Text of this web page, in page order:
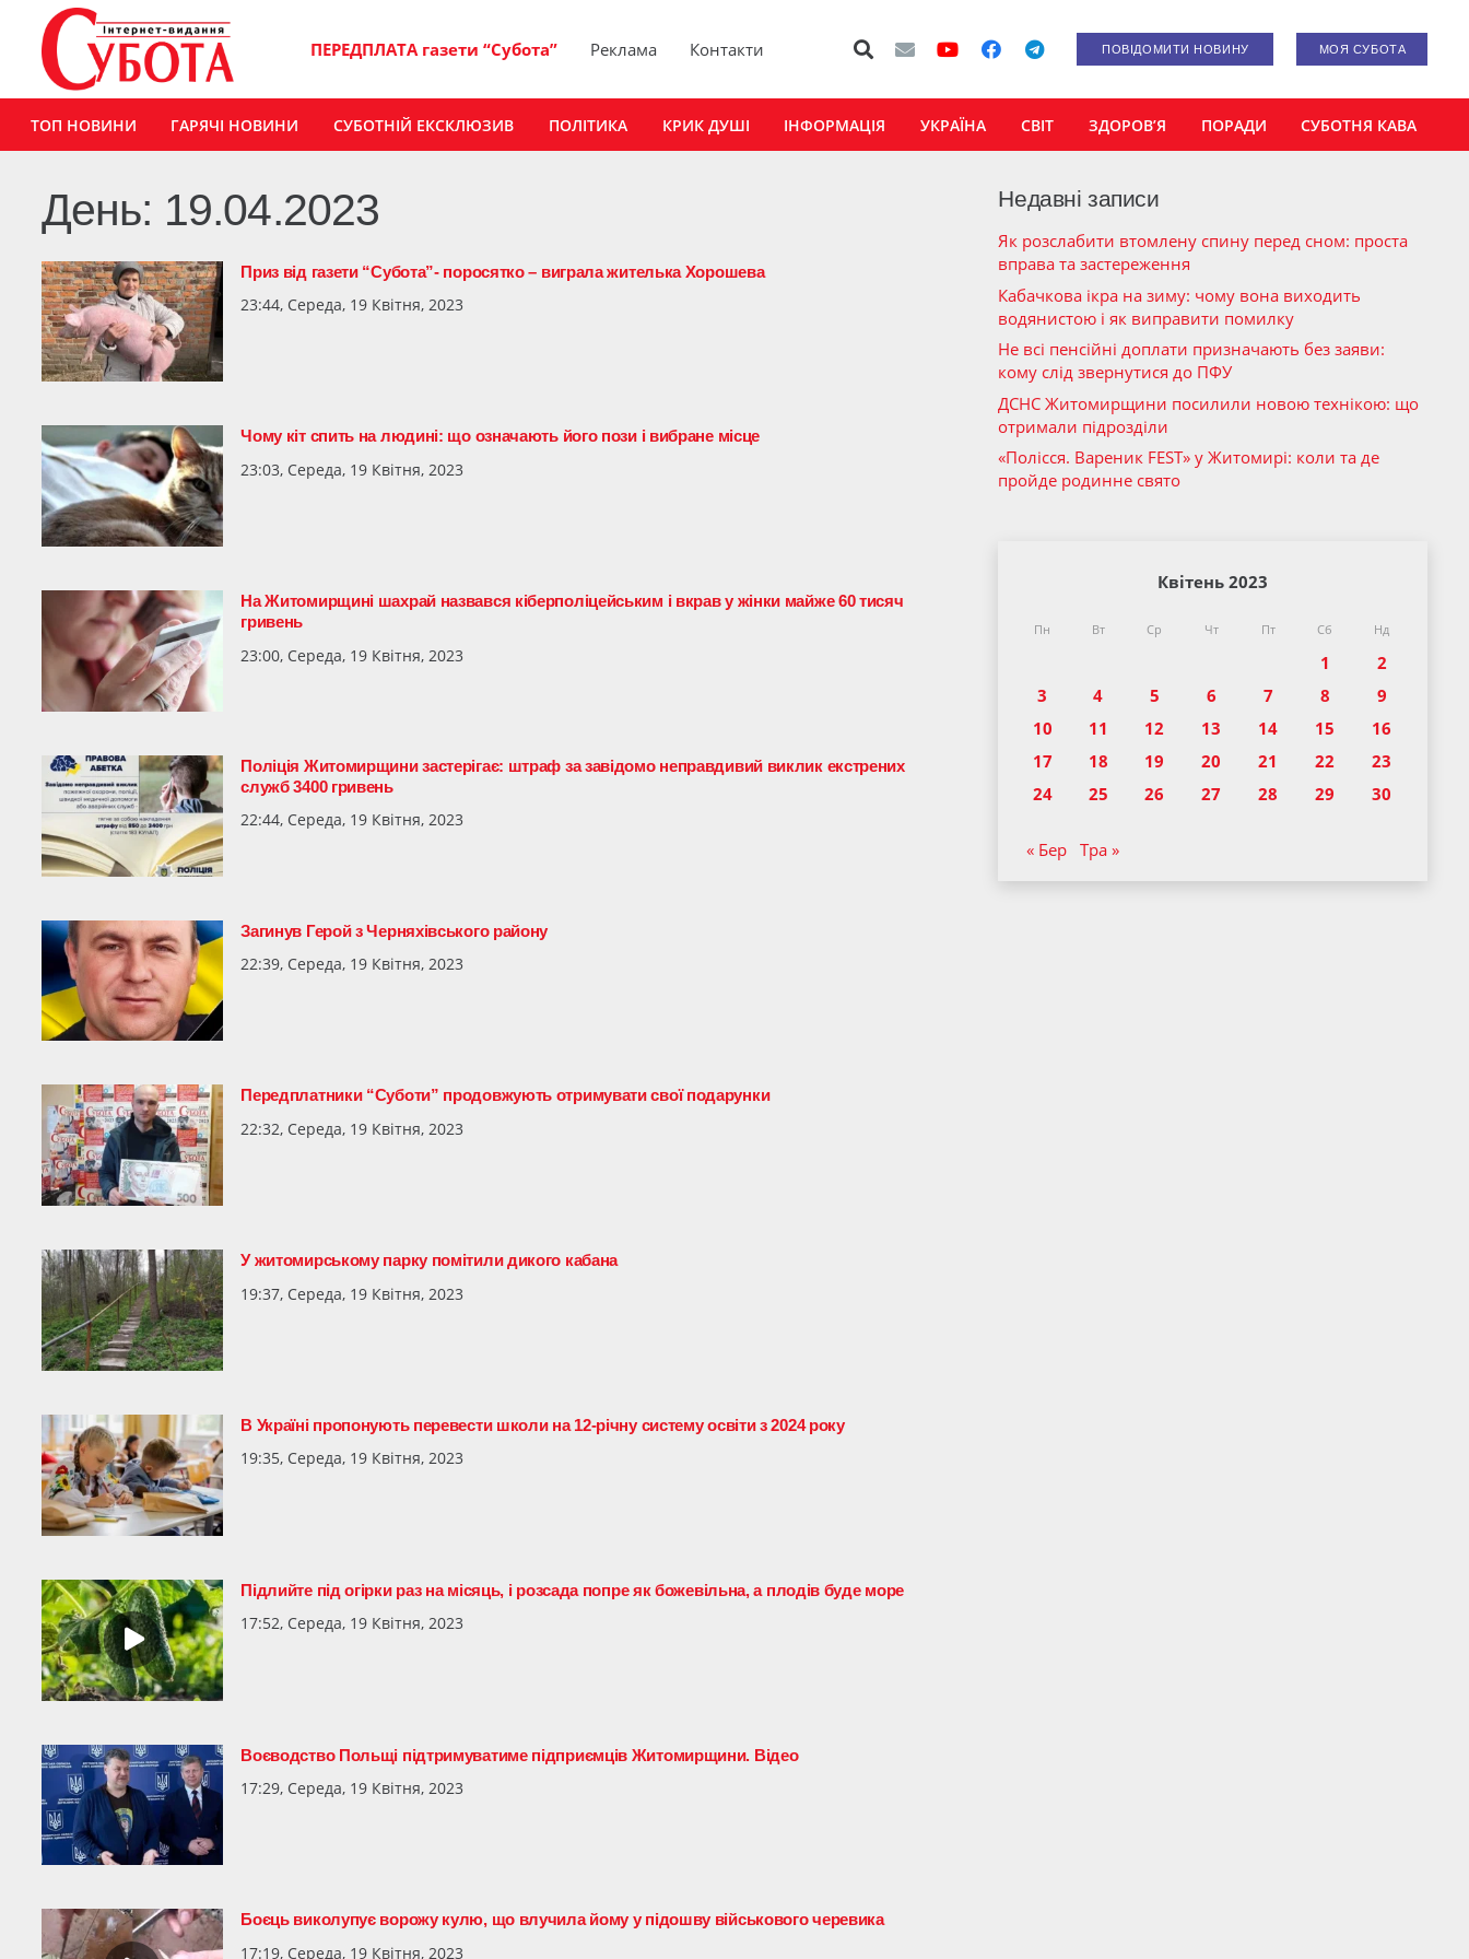
ПЕРЕДПЛАТА газети “Субота” Реклама Контакти ПОВІДОМИТИ НОВИНУ МОЯ СУБОТА
ТОП НОВИНИ ГАРЯЧІ НОВИНИ СУБОТНІЙ ЕКСКЛЮЗИВ ПОЛІТИКА КРИК ДУШІ ІНФОРМАЦІЯ УКРАЇНА СВІТ ЗДОРОВ’Я ПОРАДИ СУБОТНЯ КАВА
День: 19.04.2023
Приз від газети “Субота”- поросятко – виграла жителька Хорошева
23:44, Середа, 19 Квітня, 2023
Чому кіт спить на людині: що означають його пози і вибране місце
23:03, Середа, 19 Квітня, 2023
На Житомирщині шахрай назвався кіберполіцейським і вкрав у жінки майже 60 тисяч
гривень
23:00, Середа, 19 Квітня, 2023
Поліція Житомирщини застерігає: штраф за завідомо неправдивий виклик екстрених
служб 3400 гривень
22:44, Середа, 19 Квітня, 2023
Загинув Герой з Черняхівського району
22:39, Середа, 19 Квітня, 2023
Передплатники “Суботи” продовжують отримувати свої подарунки
22:32, Середа, 19 Квітня, 2023
У житомирському парку помітили дикого кабана
19:37, Середа, 19 Квітня, 2023
В Україні пропонують перевести школи на 12-річну систему освіти з 2024 року
19:35, Середа, 19 Квітня, 2023
Підлийте під огірки раз на місяць, і розсада попре як божевільна, а плодів буде море
17:52, Середа, 19 Квітня, 2023
Воєводство Польщі підтримуватиме підприємців Житомирщини. Відео
17:29, Середа, 19 Квітня, 2023
Боєць виколупує ворожу кулю, що влучила йому у підошву військового черевика
17:19, Середа, 19 Квітня, 2023
Недавні записи
Як розслабити втомлену спину перед сном: проста
вправа та застереження
Кабачкова ікра на зиму: чому вона виходить
водянистою і як виправити помилку
Не всі пенсійні доплати призначають без заяви:
кому слід звернутися до ПФУ
ДСНС Житомирщини посилили новою технікою: що
отримали підрозділи
«Полісся. Вареник FEST» у Житомирі: коли та де
пройде родинне свято
Квітень 2023
Пн Вт Ср Чт Пт Сб Нд
1
2
3
4 5 6 7 8
9
10
11 12 13 14 15
16
17
18 19 20 21 22
23
24
25 26 27 28 29 30
« Бер Тра »